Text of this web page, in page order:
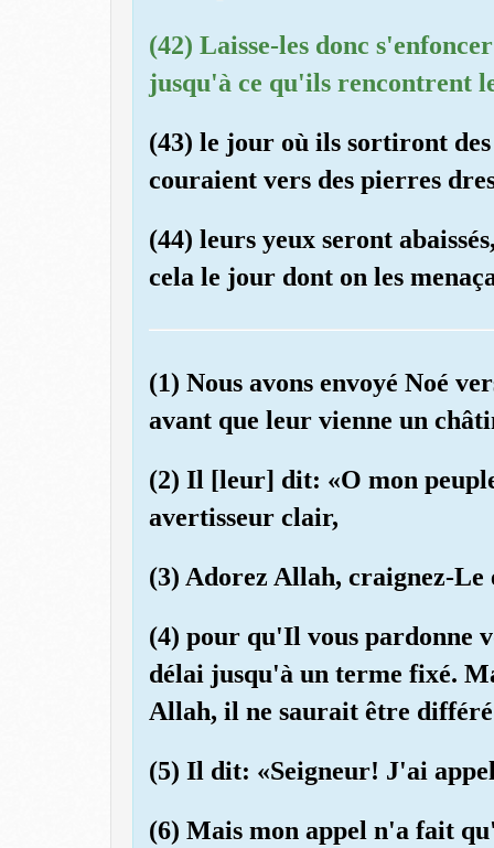
(42) Laisse-les donc
jusqu'à ce qu'ils rencontrent
(43) le jour où ils sortiront
couraient vers des pierres
(44) leurs yeux seront
cela le jour dont on les
(1) Nous avons envoyé Noé
avant que leur vienne un
(2) Il [leur] dit: «O mon
avertisseur clair,
(3) Adorez Allah, craignez-Le
(4) pour qu'Il vous pardonne
délai jusqu'à un terme fixé.
Allah, il ne saurait être différé
(5) Il dit: «Seigneur! J'ai
(6) Mais mon appel n'a fait